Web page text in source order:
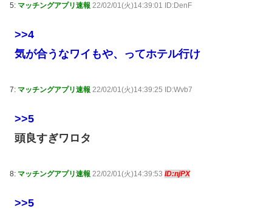
5: マッチングアプリ速報 22/02/01(火)14:39:01 ID:DenF
>>4
気が合うなワイもや、ってホテル行け
7: マッチングアプリ速報 22/02/01(火)14:39:25 ID:Wvb7
>>5
頭良すぎワロタ
8: マッチングアプリ速報 22/02/01(火)14:39:53 ID:njPX
>>5